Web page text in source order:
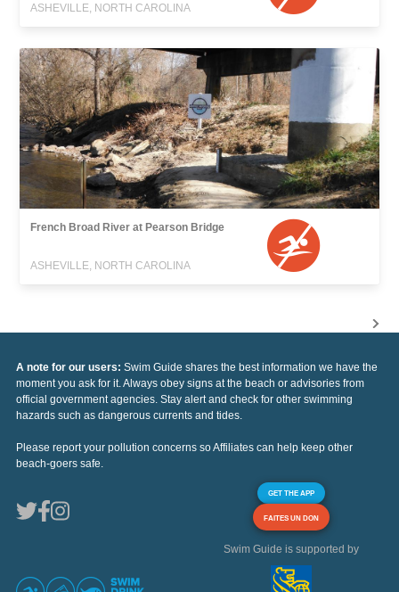
ASHEVILLE, NORTH CAROLINA
French Broad River at Pearson Bridge
ASHEVILLE, NORTH CAROLINA
A note for our users: Swim Guide shares the best information we have the
moment you ask for it. Always obey signs at the beach or advisories from
official government agencies. Stay alert and check for other swimming
hazards such as dangerous currents and tides.
Please report your pollution concerns so Affiliates can help keep other
beach-goers safe.
GET THE APP
FAITES UN DON
Swim Guide is supported by